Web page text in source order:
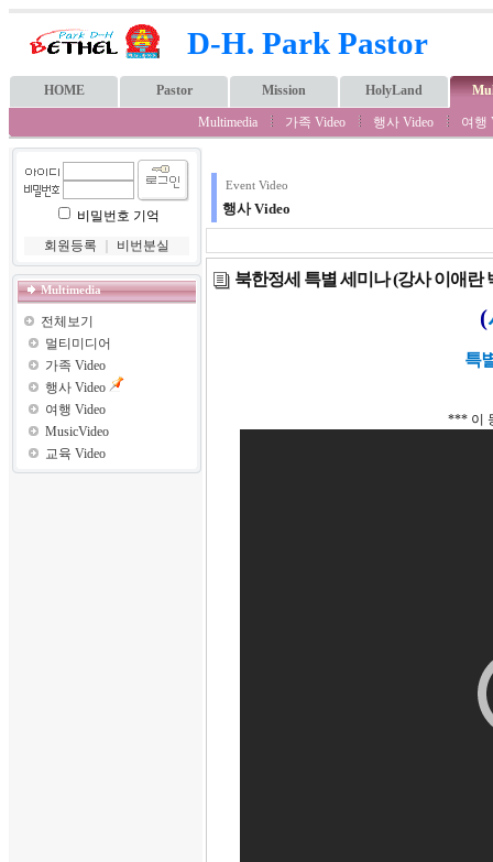
D-H. Park Pastor
HOME Pastor Mission HolyLand
Multimedia 가족 Video 행사 Video 여행
비밀번호 기억
회원등록
비번분실
Multimedia
전체보기
멀티미디어
가족 Video
행사 Video
여행 Video
MusicVideo
교육 Video
Event Video
행사 Video
북한정세 특별 세미나 (강사 이애란
(
특
*** 이